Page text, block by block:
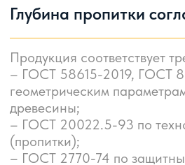
Оформить заказ
8 (343) 243 56 42
8 (343) 288 59 53
По вопросам сотрудничества
обращайтесь по телефонам или почте